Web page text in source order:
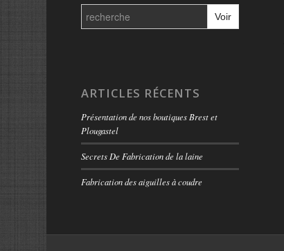
Search
for:
ARTICLES RÉCENTS
Présentation de nos boutiques Brest et
Plougastel
Secrets De Fabrication de la laine
Fabrication des aiguilles à coudre